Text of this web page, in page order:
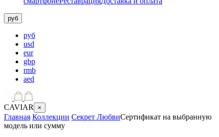
руб
руб
usd
eur
gbp
rmb
aed
CAVIAR ×
Главная Коллекции Секрет ЛюбвиСертификат на выбранную
модель или сумму